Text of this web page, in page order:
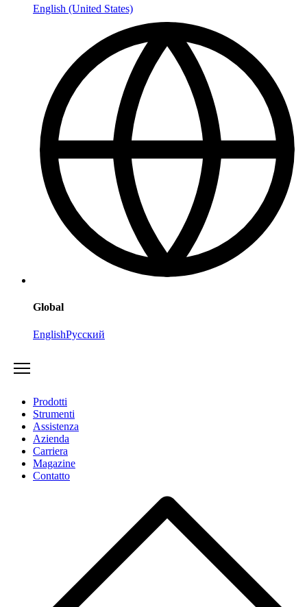
English (United States)
Global
EnglishРусский
Prodotti
Strumenti
Assistenza
Azienda
Carriera
Magazine
Contatto